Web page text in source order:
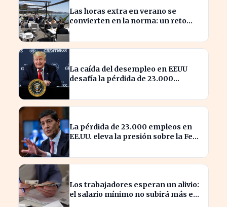
Las horas extra en verano se
convierten en la norma: un reto
La caída del desempleo en EEUU
desafía la pérdida de 23.000
La pérdida de 23.000 empleos en
EE.UU. eleva la presión sobre la Fed
Los trabajadores esperan un alivio:
el salario mínimo no subirá más en